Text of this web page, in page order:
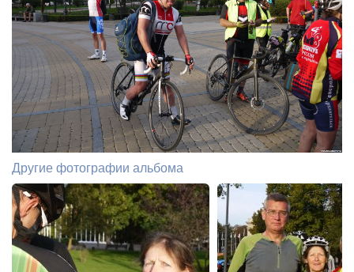
Другие фотографии альбома